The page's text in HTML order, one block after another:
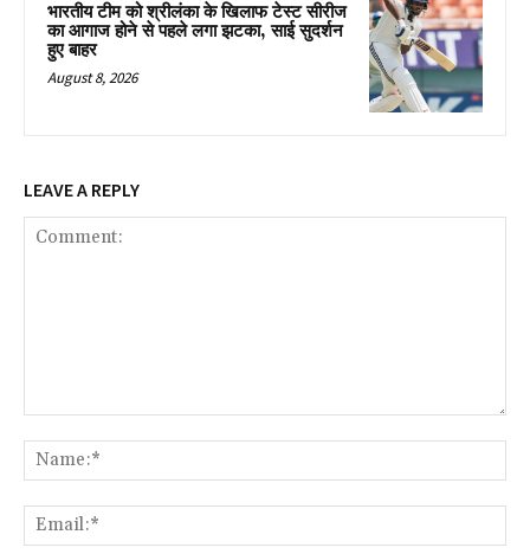
भारतीय टीम को श्रीलंका के खिलाफ टेस्ट सीरीज
का आगाज होने से पहले लगा झटका, साई सुदर्शन
हुए बाहर
August 8, 2026
LEAVE A REPLY